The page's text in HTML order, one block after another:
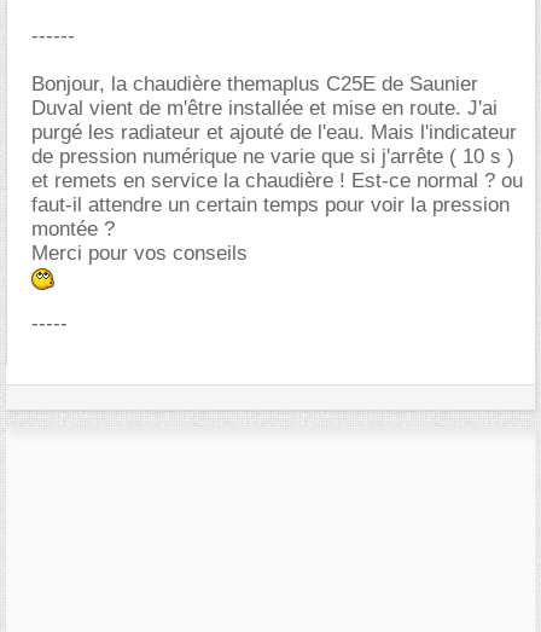
------
Bonjour, la chaudière themaplus C25E de Saunier
Duval vient de m'être installée et mise en route. J'ai
purgé les radiateur et ajouté de l'eau. Mais l'indicateur
de pression numérique ne varie que si j'arrête ( 10 s )
et remets en service la chaudière ! Est-ce normal ? ou
faut-il attendre un certain temps pour voir la pression
montée ?
Merci pour vos conseils
-----